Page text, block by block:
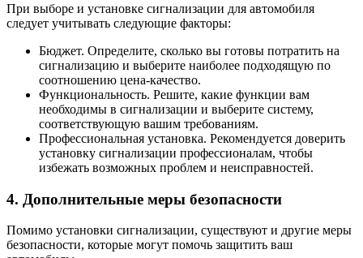
При выборе и установке сигнализации для автомобиля
следует учитывать следующие факторы:
Бюджет. Определите, сколько вы готовы потратить на
сигнализацию и выберите наиболее подходящую по
соотношению цена-качество.
Функциональность. Решите, какие функции вам
необходимы в сигнализации и выберите систему,
соответствующую вашим требованиям.
Профессиональная установка. Рекомендуется доверить
установку сигнализации профессионалам, чтобы
избежать возможных проблем и неисправностей.
4. Дополнительные меры безопасности
Помимо установки сигнализации, существуют и другие меры
безопасности, которые могут помочь защитить ваш